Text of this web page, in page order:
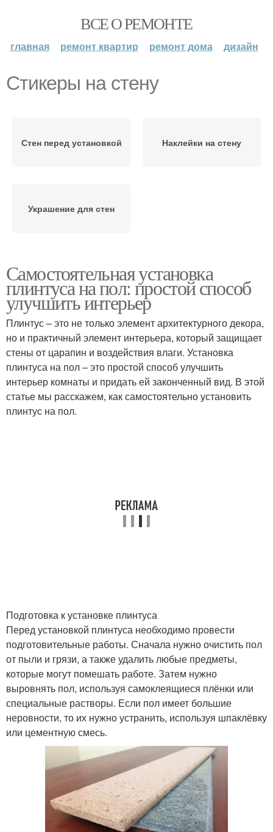
ВСЕ О РЕМОНТЕ
главная ремонт квартир ремонт дома дизайн
Стикеры на стену
Стен перед установкой Наклейки на стену
Украшение для стен
Самостоятельная установка
плинтуса на пол: простой способ
улучшить интерьер
Плинтус – это не только элемент архитектурного декора,
но и практичный элемент интерьера, который защищает
стены от царапин и воздействия влаги. Установка
плинтуса на пол – это простой способ улучшить
интерьер комнаты и придать ей законченный вид. В этой
статье мы расскажем, как самостоятельно установить
плинтус на пол.
Подготовка к установке плинтуса
Перед установкой плинтуса необходимо провести
подготовительные работы. Сначала нужно очистить пол
от пыли и грязи, а также удалить любые предметы,
которые могут помешать работе. Затем нужно
выровнять пол, используя самоклеящиеся плёнки или
специальные растворы. Если пол имеет большие
неровности, то их нужно устранить, используя шпаклёвку
или цементную смесь.